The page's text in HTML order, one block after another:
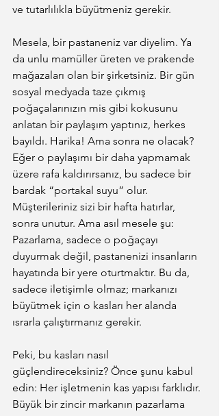
ve tutarlılıkla büyütmeniz gerekir.
Mesela, bir pastaneniz var diyelim. Ya
da unlu mamüller üreten ve prakende
mağazaları olan bir şirketsiniz. Bir gün
sosyal medyada taze çıkmış
poğaçalarınızın mis gibi kokusunu
anlatan bir paylaşım yaptınız, herkes
bayıldı. Harika! Ama sonra ne olacak?
Eğer o paylaşımı bir daha yapmamak
üzere rafa kaldırırsanız, bu sadece bir
bardak “portakal suyu” olur.
Müşterileriniz sizi bir hafta hatırlar,
sonra unutur. Ama asıl mesele şu:
Pazarlama, sadece o poğaçayı
duyurmak değil, pastanenizi insanların
hayatında bir yere oturtmaktır. Bu da,
sadece iletişimle olmaz; markanızı
büyütmek için o kasları her alanda
ısrarla çalıştırmanız gerekir.
Peki, bu kasları nasıl
güçlendireceksiniz? Önce şunu kabul
edin: Her işletmenin kas yapısı farklıdır.
Büyük bir zincir markanın pazarlama